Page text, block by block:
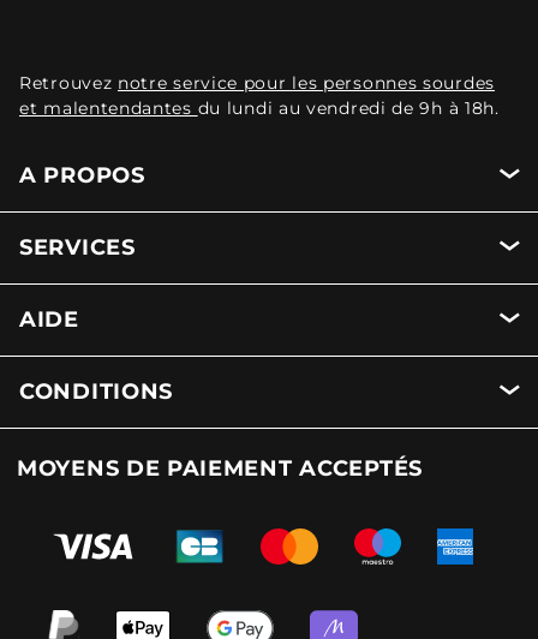
Retrouvez notre service pour les personnes sourdes
et malentendantes du lundi au vendredi de 9h à 18h.
A PROPOS
SERVICES
AIDE
CONDITIONS
MOYENS DE PAIEMENT ACCEPTÉS